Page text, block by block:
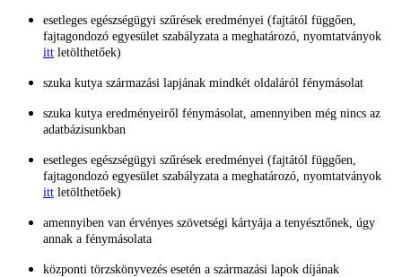
esetleges egészségügyi szűrések eredményei (fajtától függően,
fajtagondozó egyesület szabályzata a meghatározó, nyomtatványok
itt letölthetőek)
szuka kutya származási lapjának mindkét oldaláról fénymásolat
szuka kutya eredményeiről fénymásolat, amennyiben még nincs az
adatbázisunkban
esetleges egészségügyi szűrések eredményei (fajtától függően,
fajtagondozó egyesület szabályzata a meghatározó, nyomtatványok
itt letölthetőek)
amennyiben van érvényes szövetségi kártyája a tenyésztőnek, úgy
annak a fénymásolata
központi törzskönyvezés esetén a származási lapok díjának